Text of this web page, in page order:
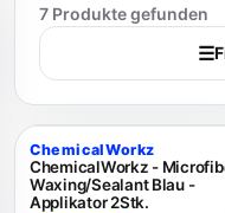
7 Produkte gefunden
☰
ChemicalWorkz
ChemicalWorkz -
Waxing/Sealant Blau -
Applikator 2Stk.